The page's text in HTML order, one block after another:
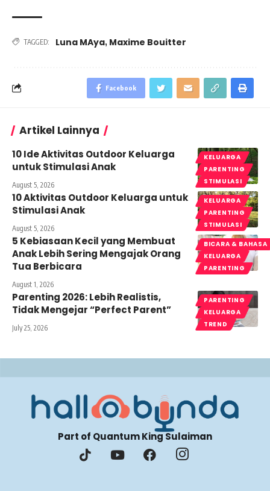
TAGGED: Luna MAya, Maxime Bouitter
Facebook
Artikel Lainnya
KELUARGA
PARENTING
STIMULASI
10 Ide Aktivitas Outdoor Keluarga
untuk Stimulasi Anak
August 5, 2026
KELUARGA
PARENTING
STIMULASI
10 Aktivitas Outdoor Keluarga untuk
Stimulasi Anak
August 5, 2026
BICARA & BAHASA
KELUARGA
PARENTING
5 Kebiasaan Kecil yang Membuat
Anak Lebih Sering Mengajak Orang
Tua Berbicara
August 1, 2026
PARENTING
KELUARGA
TREND
Parenting 2026: Lebih Realistis,
Tidak Mengejar “Perfect Parent”
July 25, 2026
Part of Quantum King Sulaiman